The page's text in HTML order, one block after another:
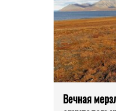
Вечная